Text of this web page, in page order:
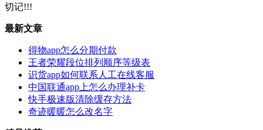
切记!!!
最新文章
得物app怎么分期付款
王者荣耀段位排列顺序等级表
识货app如何联系人工在线客服
中国联通app上怎么办理补卡
快手极速版清除缓存方法
奇迹暖暖怎么改名字